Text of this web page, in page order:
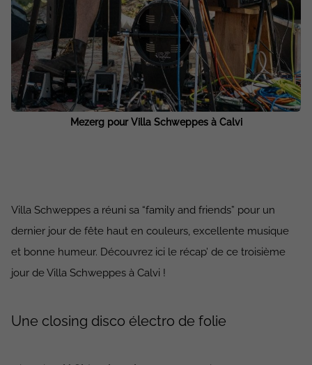
Mezerg pour Villa Schweppes à Calvi
Villa Schweppes a réuni sa “family and friends” pour un
dernier jour de fête haut en couleurs, excellente musique
et bonne humeur. Découvrez ici le récap’ de ce troisième
jour de Villa Schweppes à Calvi !
Une closing disco électro de folie